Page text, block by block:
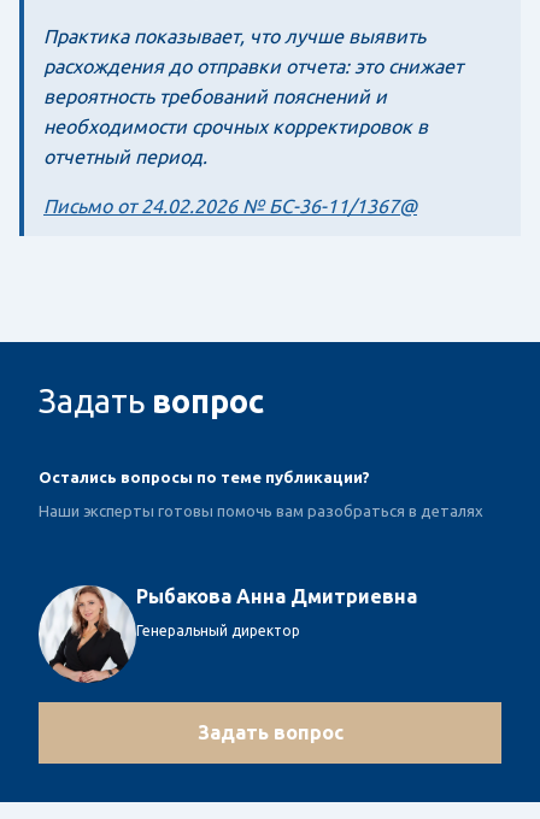
Практика показывает, что лучше выявить
расхождения до отправки отчета: это снижает
вероятность требований пояснений и
необходимости срочных корректировок в
отчетный период.
Письмо от 24.02.2026 № БС-36-11/1367@
Задать вопрос
Остались вопросы по теме публикации?
Наши эксперты готовы помочь вам разобраться в деталях
Рыбакова Анна Дмитриевна
Генеральный директор
Задать вопрос